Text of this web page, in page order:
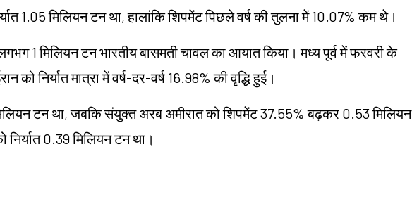
1.05 मिलियन टन था, हालांकि शिपमेंट पिछले वर्ष की तुलना में 10.07% कम थे।
1 मिलियन टन भारतीय बासमती चावल का आयात किया। मध्य पूर्व में फरवरी के
को निर्यात मात्रा में वर्ष-दर-वर्ष 16.98% की वृद्धि हुई।
टन था, जबकि संयुक्त अरब अमीरात को शिपमेंट 37.55% बढ़कर 0.53 मिलियन
0.39 मिलियन टन था।